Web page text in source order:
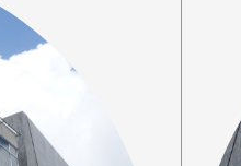
público de